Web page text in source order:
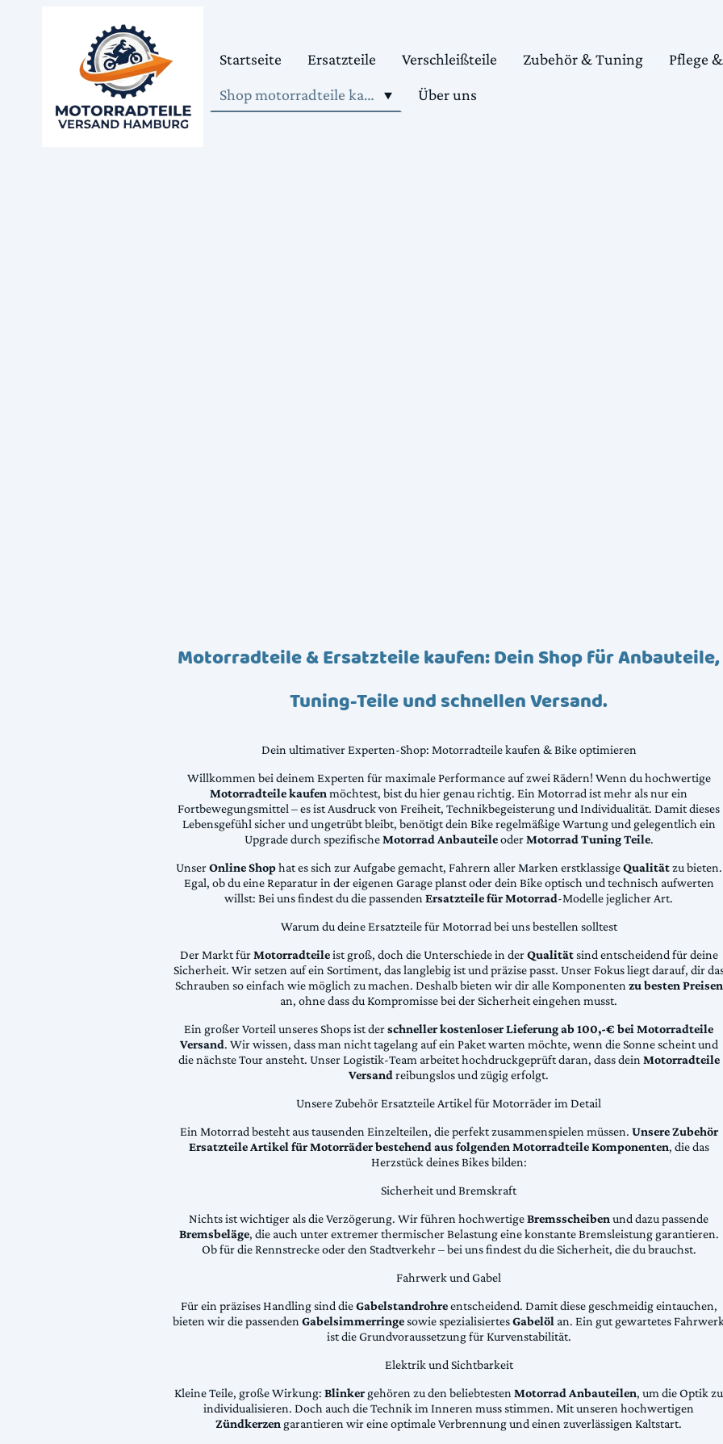
Startseite Ersatzteile Verschleißteile Zubehör & Tuning
Pflege
Shop motorradteile kaufen
Über uns
Motorradteile & Ersatzteile kaufen: Dein Shop für Anbauteile,
Tuning-Teile und schnellen Versand.
Dein ultimativer Experten-Shop: Motorradteile kaufen & Bike optimieren
Willkommen bei deinem Experten für maximale Performance auf zwei Rädern! Wenn du hochwertige
Motorradteile kaufenmöchtest, bist du hier genau richtig. Ein Motorrad ist mehr als nur ein
Fortbewegungsmittel – es ist Ausdruck von Freiheit, Technikbegeisterung und Individualität. Damit dieses
Lebensgefühl sicher und ungetrübt bleibt, benötigt dein Bike regelmäßige Wartung und gelegentlich ein
Upgrade durch spezifischeMotorrad AnbauteileoderMotorrad Tuning Teile.
UnserOnline Shophat es sich zur Aufgabe gemacht, Fahrern aller Marken erstklassigeQualitätzu bieten.
Egal, ob du eine Reparatur in der eigenen Garage planst oder dein Bike optisch und technisch aufwerten
willst: Bei uns findest du die passendenErsatzteile für Motorrad-Modelle jeglicher Art.
Warum du deine Ersatzteile für Motorrad bei uns bestellen solltest
Der Markt fürMotorradteileist groß, doch die Unterschiede in derQualitätsind entscheidend für deine
Sicherheit. Wir setzen auf ein Sortiment, das langlebig ist und präzise passt. Unser Fokus liegt darauf, dir
Schrauben so einfach wie möglich zu machen. Deshalb bieten wir dir alle Komponentenzu besten Preisen
an, ohne dass du Kompromisse bei der Sicherheit eingehen musst.
Ein großer Vorteil unseres Shops ist derschneller kostenloser Lieferung ab 100,-€ bei Motorradteile
Versand. Wir wissen, dass man nicht tagelang auf ein Paket warten möchte, wenn die Sonne scheint und
die nächste Tour ansteht. Unser Logistik-Team arbeitet hochdruckgeprüft daran, dass deinMotorradteile
Versandreibungslos und zügig erfolgt.
Unsere Zubehör Ersatzteile Artikel für Motorräder im Detail
Ein Motorrad besteht aus tausenden Einzelteilen, die perfekt zusammenspielen müssen. Unsere Zubehör
Ersatzteile Artikel für Motorräder bestehend aus folgenden Motorradteile Komponenten, die das
Herzstück deines Bikes bilden:
Sicherheit und Bremskraft
Nichts ist wichtiger als die Verzögerung. Wir führen hochwertigeBremsscheibenund dazu passende
Bremsbeläge, die auch unter extremer thermischer Belastung eine konstante Bremsleistung garantieren.
Ob für die Rennstrecke oder den Stadtverkehr – bei uns findest du die Sicherheit, die du brauchst.
Fahrwerk und Gabel
Für ein präzises Handling sind dieGabelstandrohreentscheidend. Damit diese geschmeidig eintauchen,
bieten wir die passendenGabelsimmerringesowie spezialisiertesGabelöl an. Ein gut gewartetes
ist die Grundvoraussetzung für Kurvenstabilität.
Elektrik und Sichtbarkeit
Kleine Teile, große Wirkung: Blinker gehören zu den beliebtestenMotorrad Anbauteilen, um die Optik zu
individualisieren. Doch auch die Technik im Inneren muss stimmen. Mit unseren hochwertigen
Zündkerzen garantieren wir eine optimale Verbrennung und einen zuverlässigen Kaltstart.